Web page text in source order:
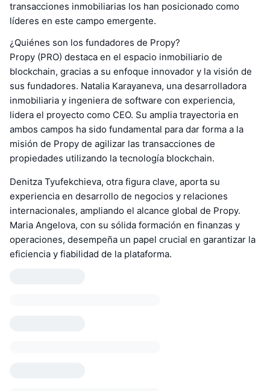
transacciones inmobiliarias los han posicionado como
líderes en este campo emergente.
¿Quiénes son los fundadores de Propy?
Propy (PRO) destaca en el espacio inmobiliario de
blockchain, gracias a su enfoque innovador y la visión de
sus fundadores. Natalia Karayaneva, una desarrolladora
inmobiliaria y ingeniera de software con experiencia,
lidera el proyecto como CEO. Su amplia trayectoria en
ambos campos ha sido fundamental para dar forma a la
misión de Propy de agilizar las transacciones de
propiedades utilizando la tecnología blockchain.
Denitza Tyufekchieva, otra figura clave, aporta su
experiencia en desarrollo de negocios y relaciones
internacionales, ampliando el alcance global de Propy.
Maria Angelova, con su sólida formación en finanzas y
operaciones, desempeña un papel crucial en garantizar la
eficiencia y fiabilidad de la plataforma.